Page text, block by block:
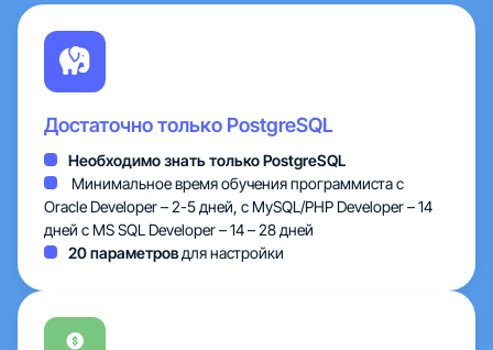
Партнеры
О нас
Достаточно только PostgreSQL
Необходимо знать только PostgreSQL
Минимальное время обучения программиста с
Oracle Developer – 2-5 дней, с MySQL/PHP Developer – 14
дней c MS SQL Developer – 14 – 28 дней
20 параметровдля настройки